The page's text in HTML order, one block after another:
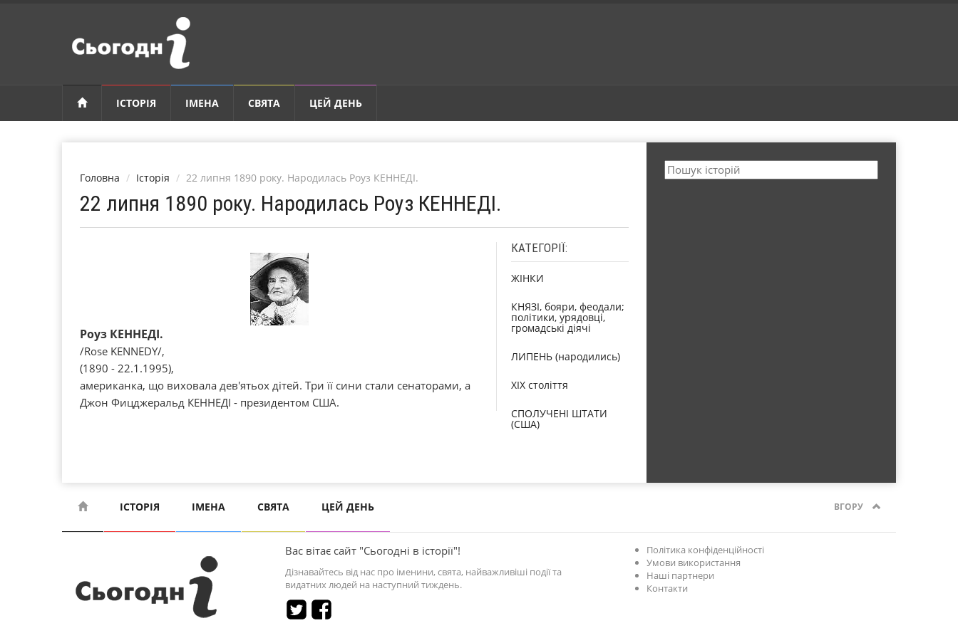
ІСТОРІЯ ІМЕНА СВЯТА ЦЕЙ ДЕНЬ
Головна Історія 22 липня 1890 року. Hародилась Роуз КЕННЕДІ.
22 липня 1890 року. Hародилась Роуз КЕННЕДІ.
Роуз КЕННЕДІ.
/Rose KENNEDY/,
(1890 - 22.1.1995),
американка, що виховала дев'ятьох дітей. Три її сини стали сенаторами, а
Джон Фицджеральд КЕННЕДІ - президентом США.
КАТЕГОРІЇ:
ЖІНКИ
КНЯЗІ, бояри, феодали;
політики, урядовці,
громадські діячі
ЛИПЕНЬ (народились)
XIX століття
СПОЛУЧЕНІ ШТАТИ
(США)
ІСТОРІЯ ІМЕНА СВЯТА ЦЕЙ ДЕНЬ ВГОРУ
Вас вітає сайт "Сьогодні в історії"!
Дізнавайтесь від нас про іменини, свята, найважливіші події та
видатних людей на наступний тиждень.
Політика конфіденційності
Умови використання
Наші партнери
Контакти